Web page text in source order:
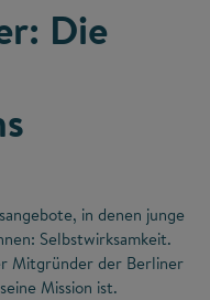
Die
in denen junge
Selbstwirksamkeit.
Mitgründer der Berliner
Mission ist.